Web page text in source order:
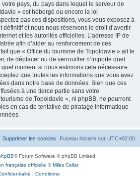
pays, du pays dans lequel le serveur de
» est hébergé ou encore la loi
pas ces dispositions, vous vous exposez à
et nous nous réservons le droit d’avertir
et les autorités officielles. L’adresse IP de
afin d’aider au renforcement de ces
que « Office du tourisme de Topoldavie » ait le
de déplacer ou de verrouiller n’importe quel
quel moment si nous estimons cela nécessaire.
que toutes les informations que vous avez
dans notre base de données. Bien que ces
à une tierce partie sans votre
de Topoldavie », ni phpBB, ne pourront
en cas de tentative de piratage informatique
Fuseau horaire sur UTC+02:00
Supprimer les cookies
® Forum Software © phpBB Limited
française officielle ©Miles Cellar
| Conditions